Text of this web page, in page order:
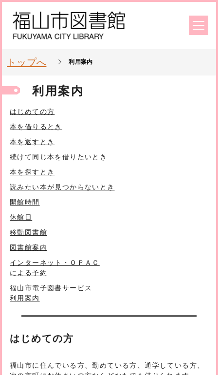
トップへ 利用案内
利用案内
はじめての方
本を借りるとき
本を返すとき
続けて同じ本を借りたいとき
本を探すとき
読みたい本が見つからないとき
開館時間
休館日
移動図書館
図書館案内
インターネット・ＯＰＡＣ
による予約
福山市電子図書サービス
利用案内
はじめての方
福山市に住んでいる方、勤めている方、通学している方、